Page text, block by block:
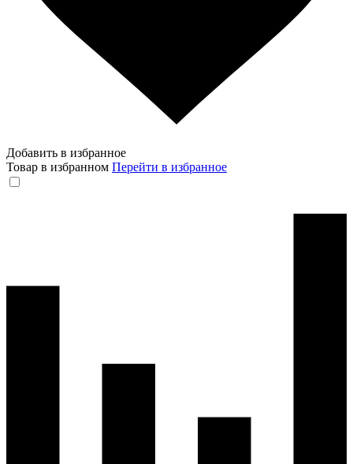
Добавить в избранное
Товар в избранном Перейти в избранное